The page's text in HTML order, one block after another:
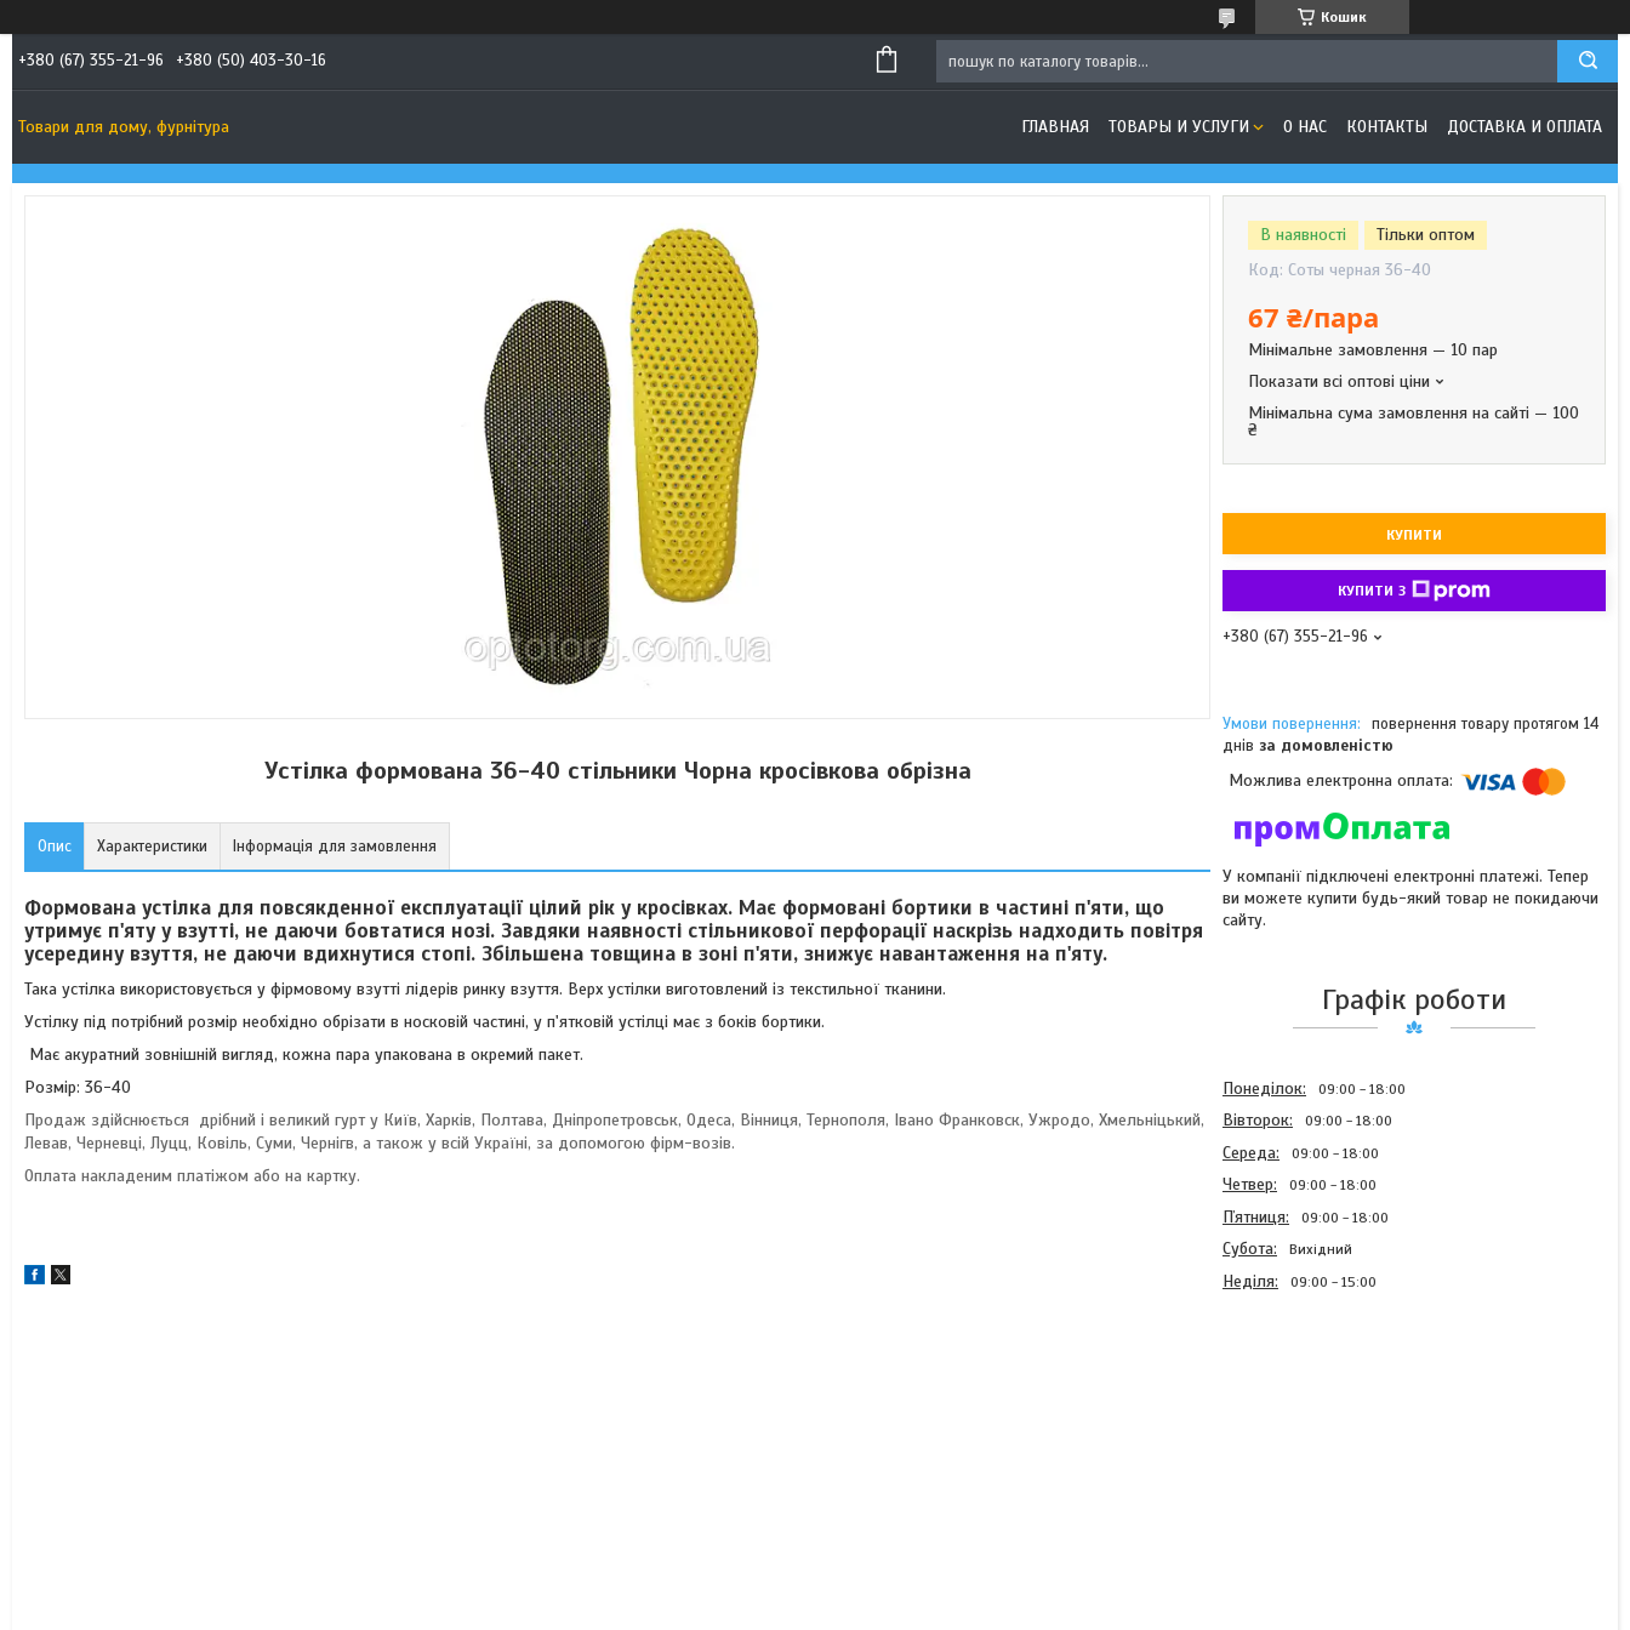
Кошик
+380 (67) 355-21-96 +380 (50) 403-30-16
Товари для дому, фурнітура ГЛАВНАЯ ТОВАРЫ И УСЛУГИ О НАС КОНТАКТЫ ДОСТАВКА И ОПЛАТА
Устілка формована 36-40 стільники Чорна кросівкова обрізна
Опис Характеристики Інформація для замовлення
Формована устілка для повсякденної експлуатації цілий рік у кросівках. Має формовані бортики в частині п'яти, що
утримує п'яту у взутті, не даючи бовтатися нозі. Завдяки наявності стільникової перфорації наскрізь надходить повітря
усередину взуття, не даючи вдихнутися стопі. Збільшена товщина в зоні п'яти, знижує навантаження на п'яту.
Така устілка використовується у фірмовому взутті лідерів ринку взуття. Верх устілки виготовлений із текстильної тканини.
Устілку під потрібний розмір необхідно обрізати в носковій частині, у п'ятковій устілці має з боків бортики.
Має акуратний зовнішній вигляд, кожна пара упакована в окремий пакет.
Розмір: 36-40
Продаж здійснюється дрібний і великий гурт у Київ, Харків, Полтава, Дніпропетровськ, Одеса, Вінниця, Тернополя, Івано Франковск, Ужродо, Хмельніцький,
Левав, Черневці, Луцц, Ковіль, Суми, Чернігв, а також у всій Україні, за допомогою фірм-возів.
Оплата накладеним платіжом або на картку.
В наявності
Тільки оптом
Код: Соты черная 36-40
67 ₴/пара
Мінімальне замовлення — 10 пар
Показати всі оптові ціни
Мінімальна сума замовлення на сайті — 100
₴
КУПИТИ
КУПИТИ З
+380 (67) 355-21-96
повернення товару протягом 14
днів за домовленістю
У компанії підключені електронні платежі. Тепер
ви можете купити будь-який товар не покидаючи
сайту.
Графік роботи
Понеділок 09:00 18:00
Вівторок 09:00 18:00
Середа 09:00 18:00
Четвер 09:00 18:00
Пʼятниця 09:00 18:00
Субота Вихідний
Неділя 09:00 15:00